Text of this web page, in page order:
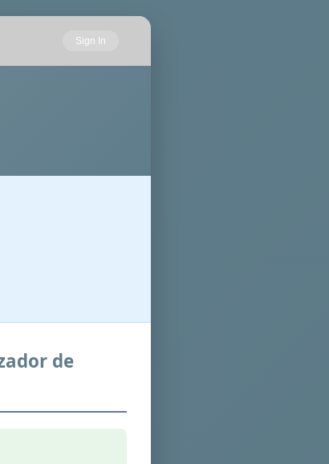
Sign In
de